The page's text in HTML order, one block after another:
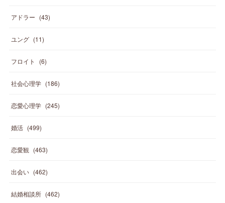
アドラー (43)
ユング (11)
フロイト (6)
社会心理学 (186)
恋愛心理学 (245)
婚活 (499)
恋愛観 (463)
出会い (462)
結婚相談所 (462)